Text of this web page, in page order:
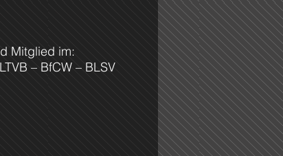
Mitglied im:
– BfCW – BLSV